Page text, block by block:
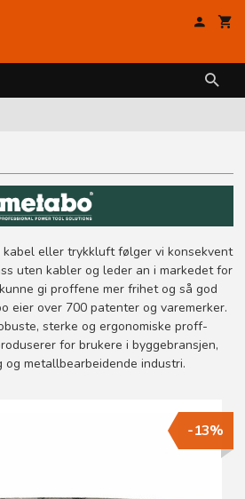
eller trykkluft følger vi konsekvent
uten kabler og leder an i markedet for
gi proffene mer frihet og så god
eier over 700 patenter og varemerker.
sterke og ergonomiske proff-
for brukere i byggebransjen,
og metallbearbeidende industri.
-13%